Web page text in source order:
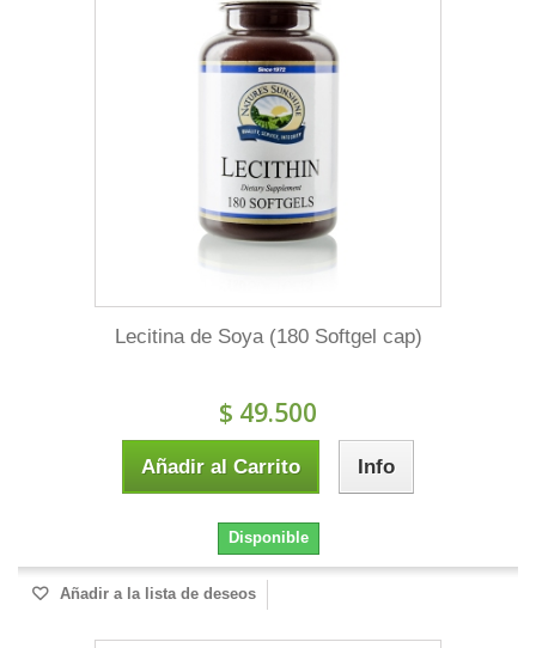
Lecitina de Soya (180 Softgel cap)
$ 49.500
Añadir al Carrito Info
Disponible
Añadir a la lista de deseos